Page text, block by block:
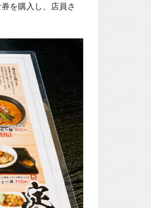
を購入し、店員さ